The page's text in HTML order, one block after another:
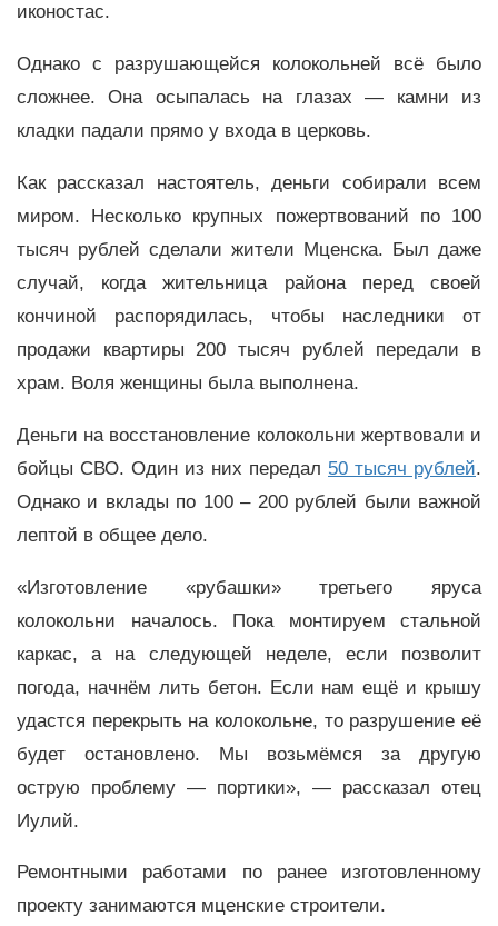
иконостас.
Однако с разрушающейся колокольней всё было
сложнее. Она осыпалась на глазах — камни из
кладки падали прямо у входа в церковь.
Как рассказал настоятель, деньги собирали всем
миром. Несколько крупных пожертвований по 100
тысяч рублей сделали жители Мценска. Был даже
случай, когда жительница района перед своей
кончиной распорядилась, чтобы наследники от
продажи квартиры 200 тысяч рублей передали в
храм. Воля женщины была выполнена.
Деньги на восстановление колокольни жертвовали и
бойцы СВО. Один из них передал 50 тысяч рублей.
Однако и вклады по 100 – 200 рублей были важной
лептой в общее дело.
«Изготовление «рубашки» третьего яруса
колокольни началось. Пока монтируем стальной
каркас, а на следующей неделе, если позволит
погода, начнём лить бетон. Если нам ещё и крышу
удастся перекрыть на колокольне, то разрушение её
будет остановлено. Мы возьмёмся за другую
острую проблему — портики», — рассказал отец
Иулий.
Ремонтными работами по ранее изготовленному
проекту занимаются мценские строители.